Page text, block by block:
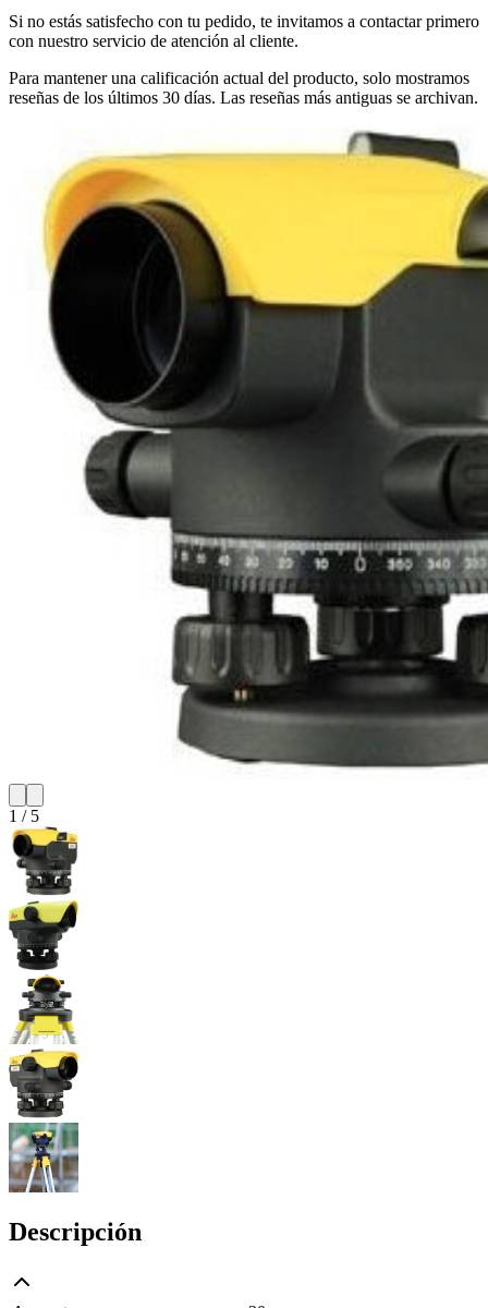
Si no estás satisfecho con tu pedido, te invitamos a contactar primero
con nuestro servicio de atención al cliente.
Para mantener una calificación actual del producto, solo mostramos
reseñas de los últimos 30 días. Las reseñas más antiguas se archivan.
1 / 5
Descripción